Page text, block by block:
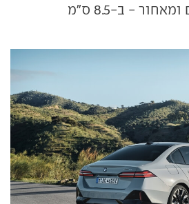
גדולים יותר מלפנים ומאחור - ב-8.5 ס"מ